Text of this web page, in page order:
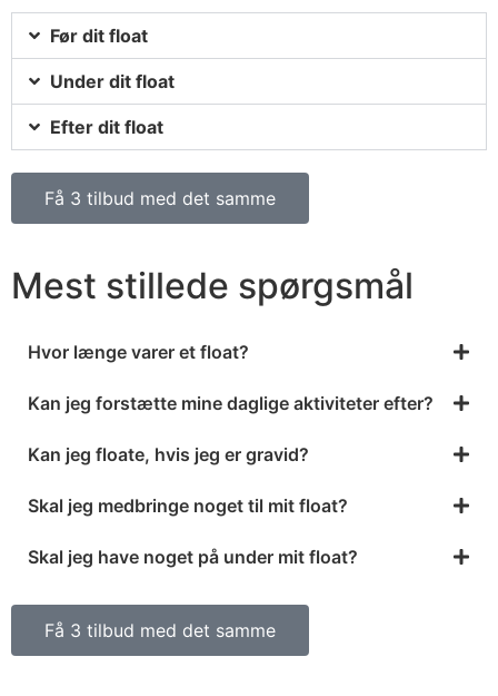
Før dit float
Under dit float
Efter dit float
Få 3 tilbud med det samme
Mest stillede spørgsmål
Hvor længe varer et float?
Kan jeg forstætte mine daglige aktiviteter efter?
Kan jeg floate, hvis jeg er gravid?
Skal jeg medbringe noget til mit float?
Skal jeg have noget på under mit float?
Få 3 tilbud med det samme